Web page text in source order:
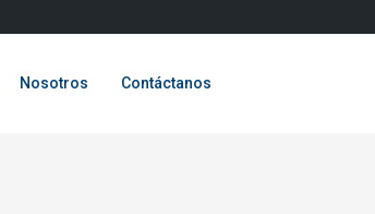
Nosotros Contáctanos